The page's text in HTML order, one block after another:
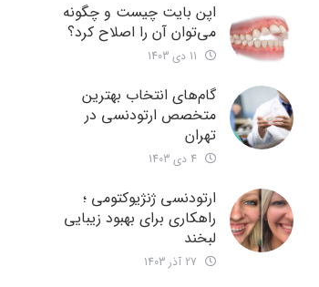
اپن بایت چیست و چگونه
می‌توان آن را اصلاح کرد؟
گام‌های انتخاب بهترین
متخصص ارتودنسی در
تهران
ارتودنسی ژنژیوکتومی ؛
راهکاری برای بهبود زیبایی
لبخند